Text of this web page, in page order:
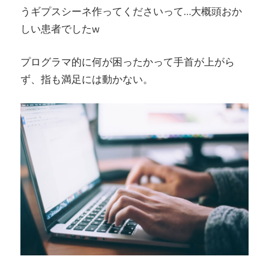
うギプスシーネ作ってくださいって…大概頭おか
しい患者でしたw
プログラマ的に何が困ったかって手首が上がら
ず、指も満足には動かない。